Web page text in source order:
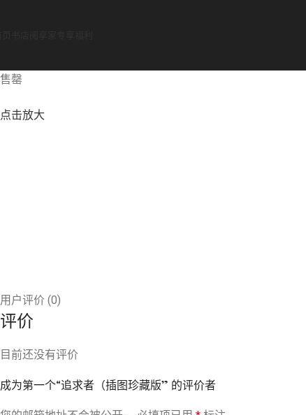
售罄
点击放大
用户评价 (0)
评价
目前还没有评价
成为第一个“追求者（插图珍藏版” 的评价者